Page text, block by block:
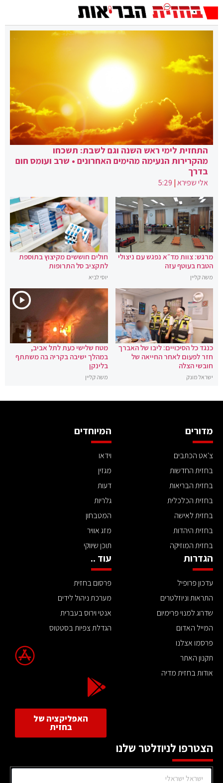
התחזית לימי ראש השנה וגם לשבת: תשכחו
מהקרירות הנעימה מהימים האחרונים • שרב ועומס חום
בדרך
אלי שפירא|
5:29
מרגש: צוות מד״א נפגש עם ניצולי
הטבח בעוטף עזה
משה קליין
חולים חוששים מקיצוץ בתוספת
לתקציב סל התרופות
יוסי לביא
כנגד כל הסיכויים: ליבו של האברך
חזר לפעום לאחר החייאה של
חובשי הצלה
ישראל מונק
מטח שלישי כעת לתל אביב,
במהלך ישיבה בקריה בה משתתף
בלינקן
משה קליין
מדורים
צ'אט הכתבים
בחזית החדשות
בחזית הבריאות
בחזית הכלכלית
בחזית לאישה
בחזית היהדות
בחזית המוזיקה
המיוחדים
וידאו
מגזין
דעות
גלריות
המטבחון
מזג אוויר
תוכן שיווקי
הגדרות
עדכון פרופיל
התראות וניוזלטרים
שדרוג למנוי פרימיום
המייל האדום
פרסמו אצלנו
תקנון האתר
אודות בחזית מדיה
עוד ..
פרסום בחזית
מערכת ניהול לידים
אנטי וירוס בעברית
הגדלת צפיות בסטטוס
האפליקציה של
בחזית
הצטרפו לניוזלטר שלנו